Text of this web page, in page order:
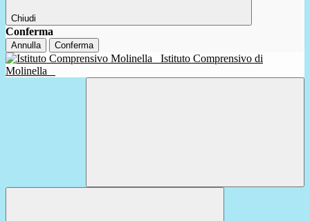
Chiudi
Conferma
Annulla Conferma
Istituto Comprensivo di
Molinella